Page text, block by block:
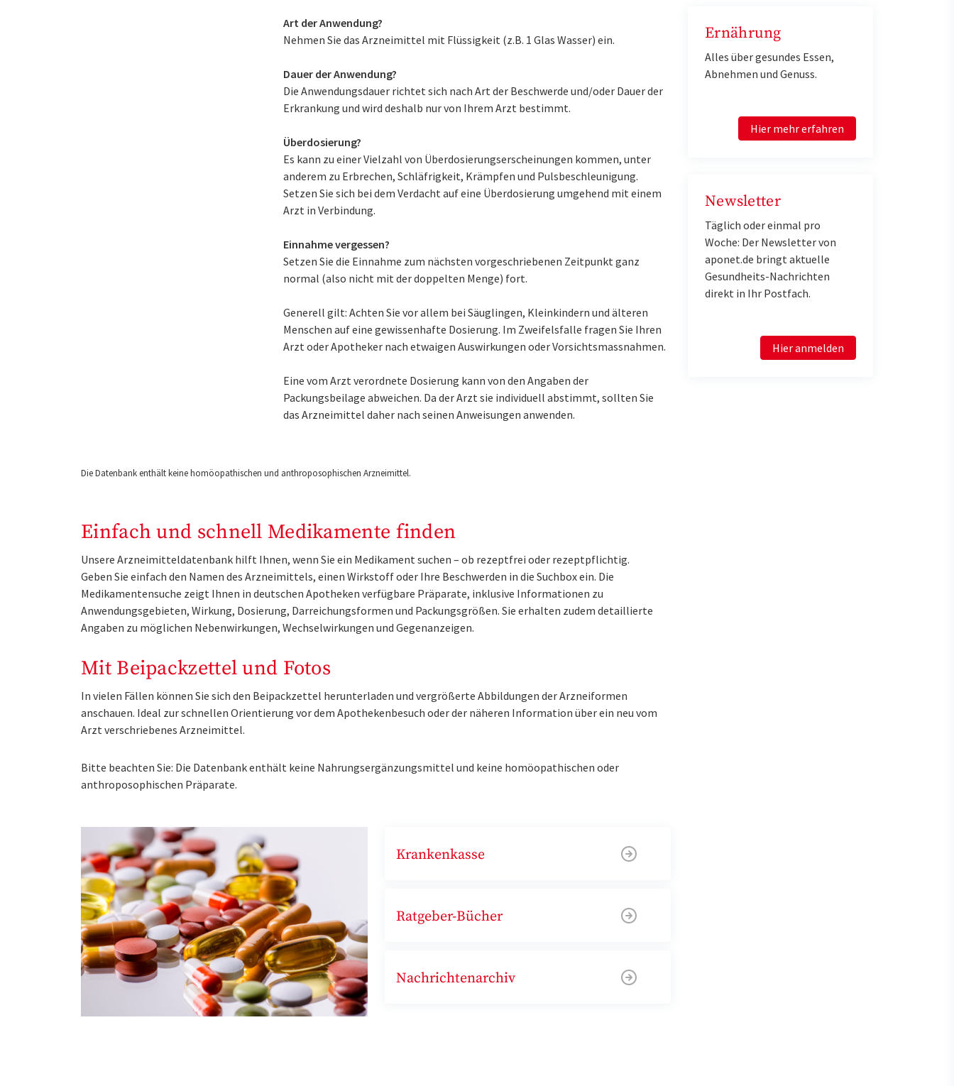
Art der Anwendung?
Nehmen Sie das Arzneimittel mit Flüssigkeit (z.B. 1 Glas Wasser) ein.
Dauer der Anwendung?
Die Anwendungsdauer richtet sich nach Art der Beschwerde und/oder Dauer der
Erkrankung und wird deshalb nur von Ihrem Arzt bestimmt.
Überdosierung?
Es kann zu einer Vielzahl von Überdosierungserscheinungen kommen, unter
anderem zu Erbrechen, Schläfrigkeit, Krämpfen und Pulsbeschleunigung.
Setzen Sie sich bei dem Verdacht auf eine Überdosierung umgehend mit einem
Arzt in Verbindung.
Einnahme vergessen?
Setzen Sie die Einnahme zum nächsten vorgeschriebenen Zeitpunkt ganz
normal (also nicht mit der doppelten Menge) fort.
Generell gilt: Achten Sie vor allem bei Säuglingen, Kleinkindern und älteren
Menschen auf eine gewissenhafte Dosierung. Im Zweifelsfalle fragen Sie Ihren
Arzt oder Apotheker nach etwaigen Auswirkungen oder Vorsichtsmassnahmen.
Eine vom Arzt verordnete Dosierung kann von den Angaben der
Packungsbeilage abweichen. Da der Arzt sie individuell abstimmt, sollten Sie
das Arzneimittel daher nach seinen Anweisungen anwenden.
Die Datenbank enthält keine homöopathischen und anthroposophischen Arzneimittel.
Einfach und schnell Medikamente finden
Unsere Arzneimitteldatenbank hilft Ihnen, wenn Sie ein Medikament suchen – ob rezeptfrei oder rezeptpflichtig.
Geben Sie einfach den Namen des Arzneimittels, einen Wirkstoff oder Ihre Beschwerden in die Suchbox ein. Die
Medikamentensuche zeigt Ihnen in deutschen Apotheken verfügbare Präparate, inklusive Informationen zu
Anwendungsgebieten, Wirkung, Dosierung, Darreichungsformen und Packungsgrößen. Sie erhalten zudem detaillierte
Angaben zu möglichen Nebenwirkungen, Wechselwirkungen und Gegenanzeigen.
Mit Beipackzettel und Fotos
In vielen Fällen können Sie sich den Beipackzettel herunterladen und vergrößerte Abbildungen der Arzneiformen
anschauen. Ideal zur schnellen Orientierung vor dem Apothekenbesuch oder der näheren Information über ein neu vom
Arzt verschriebenes Arzneimittel.
Bitte beachten Sie: Die Datenbank enthält keine Nahrungsergänzungsmittel und keine homöopathischen oder
anthroposophischen Präparate.
Krankenkasse
Ratgeber-Bücher
Nachrichtenarchiv
Ernährung
Alles über gesundes Essen,
Abnehmen und Genuss.
Hier mehr erfahren
Newsletter
Täglich oder einmal pro
Woche: Der Newsletter von
aponet.de bringt aktuelle
Gesundheits-Nachrichten
direkt in Ihr Postfach.
Hier anmelden